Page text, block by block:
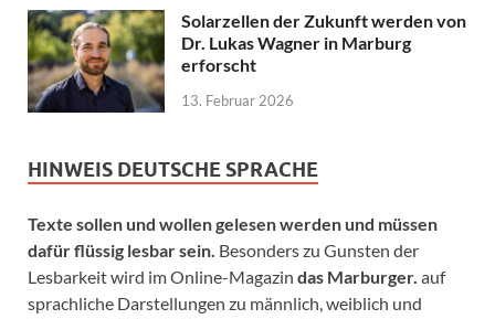
Solarzellen der Zukunft werden von
Dr. Lukas Wagner in Marburg
erforscht
13. Februar 2026
HINWEIS DEUTSCHE SPRACHE
Texte sollen und wollen gelesen werden und müssen
dafür flüssig lesbar sein. Besonders zu Gunsten der
Lesbarkeit wird im Online-Magazin das Marburger. auf
sprachliche Darstellungen zu männlich, weiblich und